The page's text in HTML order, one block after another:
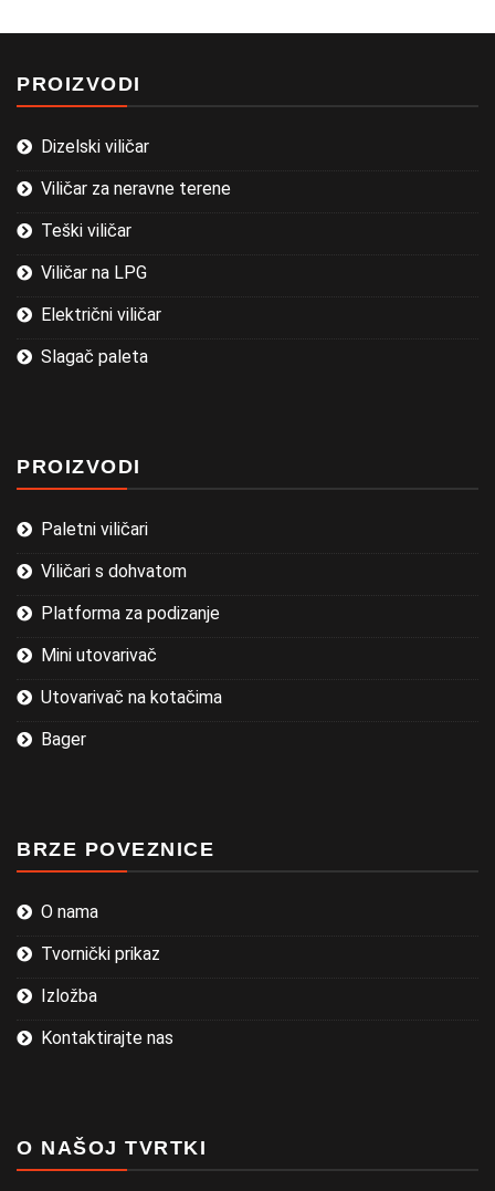
PROIZVODI
Dizelski viličar
Viličar za neravne terene
Teški viličar
Viličar na LPG
Električni viličar
Slagač paleta
PROIZVODI
Paletni viličari
Viličari s dohvatom
Platforma za podizanje
Mini utovarivač
Utovarivač na kotačima
Bager
BRZE POVEZNICE
O nama
Tvornički prikaz
Izložba
Kontaktirajte nas
O NAŠOJ TVRTKI